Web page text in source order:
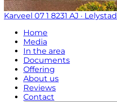
Karveel 07 1 8231 AJ · Lelystad
Home
Media
In the area
Documents
Offering
About us
Reviews
Contact